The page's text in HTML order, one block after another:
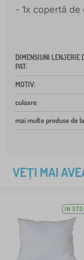
- 1x copertă
DIMENSIUNI LENJERIE
PAT:
MOTIV:
culoare:
mai multe produse de la
VEȚI MAI
IN